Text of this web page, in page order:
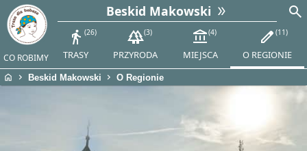
CO ROBIMY
Beskid Makowski
directions_walk 26
TRASY
forest 3
PRZYRODA
account_balance 4
MIEJSCA
edit 11
O REGIONIE
search
home chevron_right Beskid Makowski chevron_right O Regionie